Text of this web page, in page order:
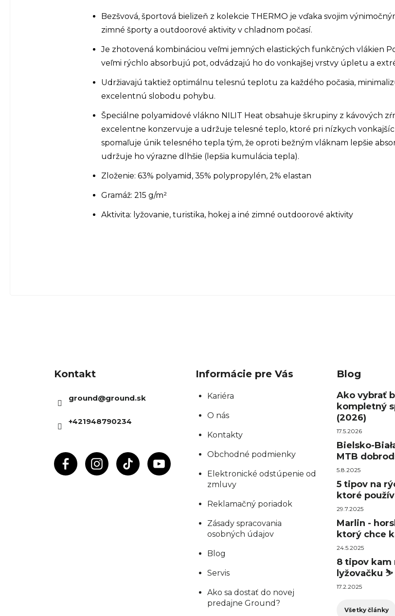
Bezšvová, športová bielizeň z kolekcie THERMO je vďaka svojim
zimné športy a outdoorové aktivity v chladnom počasí.
Je zhotovená kombináciou veľmi jemných elastických funkčných vlákien
veľmi rýchlo absorbujú pot, odvádzajú ho do vonkajšej vrstvy úpletu a
Udržiavajú taktiež optimálnu telesnú teplotu za každého počasia,
excelentnú slobodu pohybu.
Špeciálne polyamidové vlákno NILIT Heat obsahuje škrupiny z kávových
excelentne konzervuje a udržuje telesné teplo, ktoré pri nízkych
spomaľuje únik telesného tepla tým, že oproti bežným vláknam lepšie
udržuje ho výrazne dlhšie (lepšia kumulácia tepla).
Zloženie: 63% polyamid, 35% polypropylén, 2% elastan
Gramáž: 215 g/m²
Aktivita: lyžovanie, turistika, hokej a iné zimné outdoorové aktivity
Kontakt
ground@ground.sk
+421948790234
Informácie pre Vás
Kariéra
O nás
Kontakty
Obchodné podmienky
Elektronické odstúpenie od
zmluvy
Reklamačný poriadok
Zásady spracovania
osobných údajov
Blog
Servis
Ako sa dostať do novej
predajne Ground?
Blog
Ako vybrať
kompletný
(2026)
17.5.2026
Bielsko-
MTB
5.8.2025
5 tipov na
ktoré
29.7.2025
Marlin -
ktorý chce
24.5.2025
8 tipov kam
lyžovačku ⛷️
17.2.2025
Všetky články